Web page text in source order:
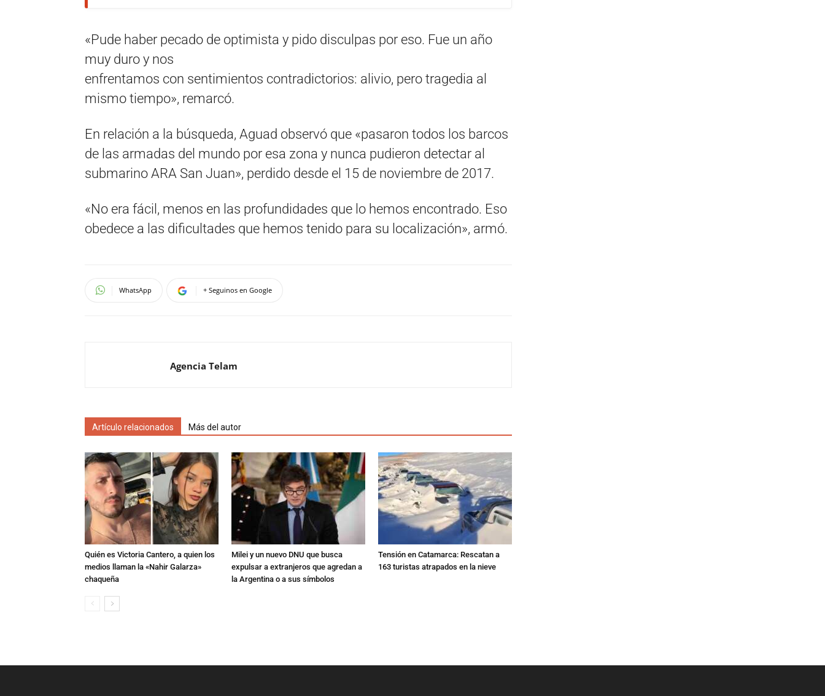
«Pude haber pecado de optimista y pido disculpas por eso. Fue un año
muy duro y nos
enfrentamos con sentimientos contradictorios: alivio, pero tragedia al
mismo tiempo», remarcó.
En relación a la búsqueda, Aguad observó que «pasaron todos los barcos
de las armadas del mundo por esa zona y nunca pudieron detectar al
submarino ARA San Juan», perdido desde el 15 de noviembre de 2017.
«No era fácil, menos en las profundidades que lo hemos encontrado. Eso
obedece a las dificultades que hemos tenido para su localización», armó.
WhatsApp + Seguinos en Google
Agencia Telam
Artículo relacionados Más del autor
Quién es Victoria Cantero, a quien los
medios llaman la «Nahir Galarza»
chaqueña
Milei y un nuevo DNU que busca
expulsar a extranjeros que agredan a
la Argentina o a sus símbolos
Tensión en Catamarca: Rescatan a
163 turistas atrapados en la nieve